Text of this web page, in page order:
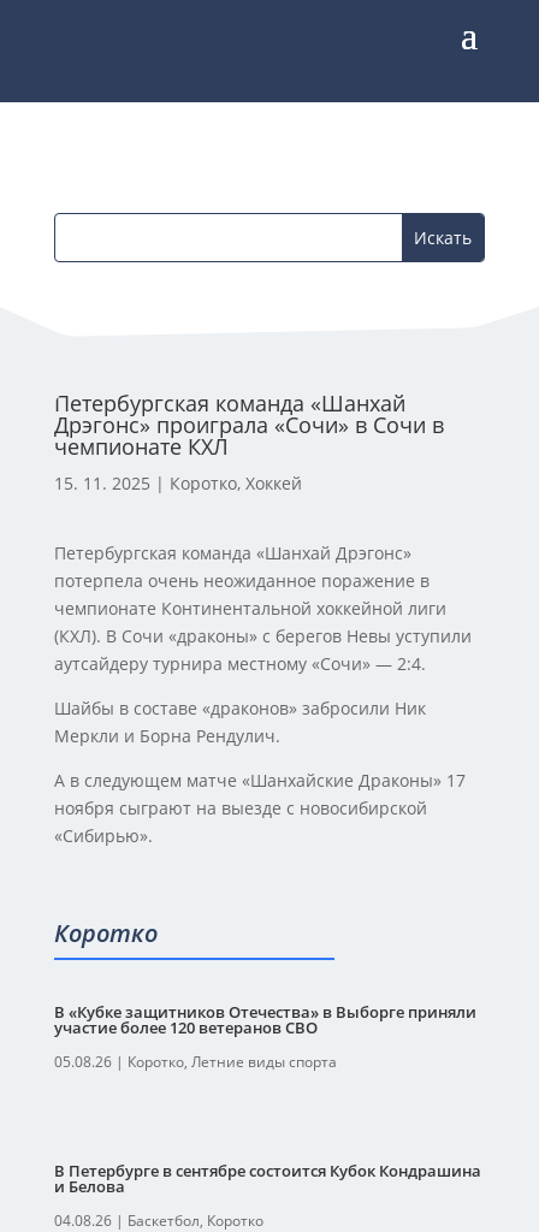
Петербургская команда «Шанхай
Дрэгонс» проиграла «Сочи» в Сочи в
чемпионате КХЛ
15. 11. 2025 | Коротко, Хоккей
Петербургская команда «Шанхай Дрэгонс»
потерпела очень неожиданное поражение в
чемпионате Континентальной хоккейной лиги
(КХЛ). В Сочи «драконы» с берегов Невы уступили
аутсайдеру турнира местному «Сочи» — 2:4.
Шайбы в составе «драконов» забросили Ник
Меркли и Борна Рендулич.
А в следующем матче «Шанхайские Драконы» 17
ноября сыграют на выезде с новосибирской
«Сибирью».
Коротко
В «Кубке защитников Отечества» в Выборге приняли
участие более 120 ветеранов СВО
05.08.26| Коротко, Летние виды спорта
В Петербурге в сентябре состоится Кубок Кондрашина
и Белова
04.08.26| Баскетбол, Коротко